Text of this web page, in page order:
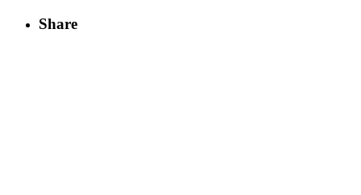
Share